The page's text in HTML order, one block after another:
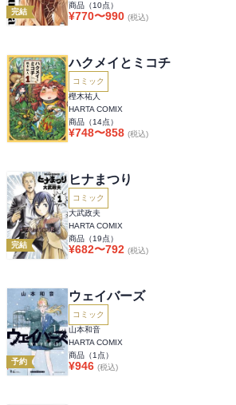
完結
商品（10点）
¥770〜990 (税込)
ハクメイとミコチ
コミック
樫木祐人
HARTA COMIX
商品（14点）
¥748〜858 (税込)
完結
ヒナまつり
コミック
大武政夫
HARTA COMIX
商品（19点）
¥682〜792 (税込)
予約
ウェイバーズ
コミック
山本和音
HARTA COMIX
商品（1 点）
¥946 (税込)